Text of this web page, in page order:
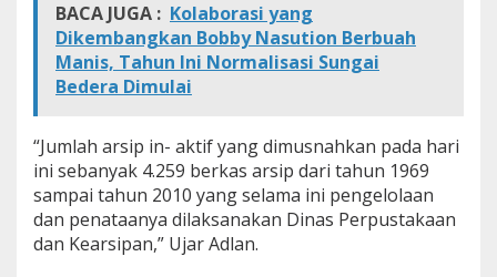
BACA JUGA : Kolaborasi yang
Dikembangkan Bobby Nasution Berbuah
Manis, Tahun Ini Normalisasi Sungai
Bedera Dimulai
“Jumlah arsip in- aktif yang dimusnahkan pada hari
ini sebanyak 4.259 berkas arsip dari tahun 1969
sampai tahun 2010 yang selama ini pengelolaan
dan penataanya dilaksanakan Dinas Perpustakaan
dan Kearsipan,” Ujar Adlan.